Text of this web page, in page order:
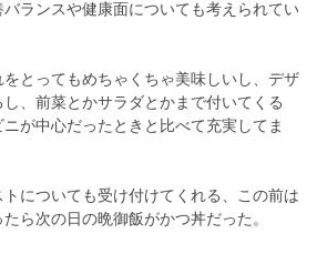
ランスや健康面についても考えられてい
とってもめちゃくちゃ美味しいし、デザ
、前菜とかサラダとかまで付いてくる
が中心だったときと比べて充実してま
についても受け付けてくれる、この前は
ら次の日の晩御飯がかつ丼だった。